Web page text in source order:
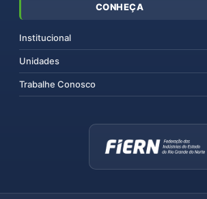
CONHEÇA
Institucional
Unidades
Trabalhe Conosco